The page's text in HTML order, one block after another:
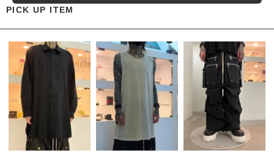
PICK UP ITEM